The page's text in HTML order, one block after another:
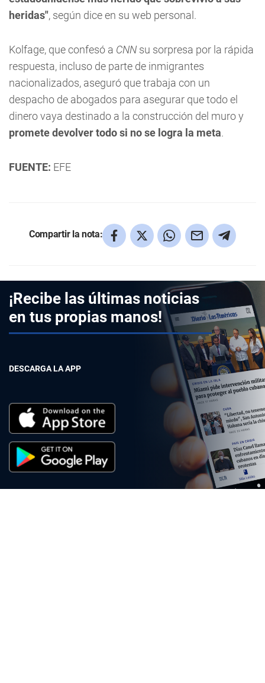
heridas", según dice en su web personal.
Kolfage, que confesó a CNN su sorpresa por la rápida
respuesta, incluso de parte de inmigrantes
nacionalizados, aseguró que trabaja con un
despacho de abogados para asegurar que todo el
dinero vaya destinado a la construcción del muro y
promete devolver todo si no se logra la meta.
FUENTE: EFE
Compartir la nota:
¡Recibe las últimas noticias
en tus propias manos!
DESCARGA LA APP